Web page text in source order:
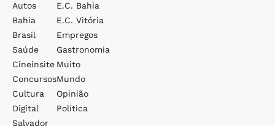
Autos
Bahia
Brasil
Saúde
Cineinsite
Concursos
Cultura
Digital
Salvador
E.c. Bahia
E.c. Vitória
Empregos
Gastronomia
Muito
Mundo
Opinião
Política